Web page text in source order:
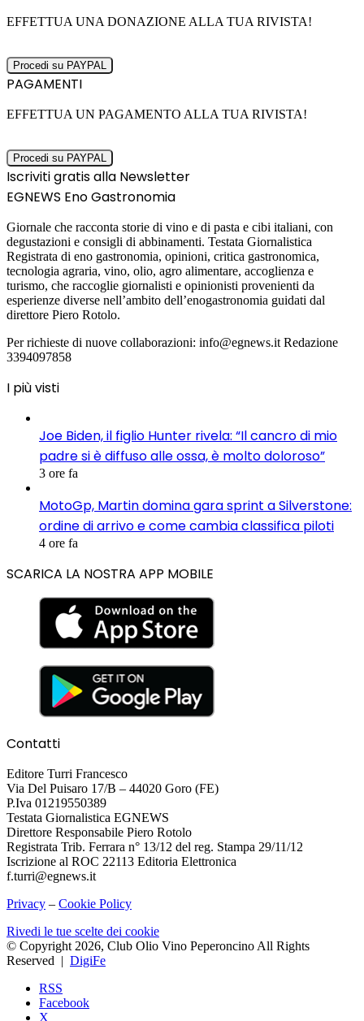
EFFETTUA UNA DONAZIONE ALLA TUA RIVISTA!
PAGAMENTI
EFFETTUA UN PAGAMENTO ALLA TUA RIVISTA!
Iscriviti gratis alla Newsletter
EGNEWS Eno Gastronomia
Giornale che racconta storie di vino e di pasta e cibi italiani, con
degustazioni e consigli di abbinamenti. Testata Giornalistica
Registrata di eno gastronomia, opinioni, critica gastronomica,
tecnologia agraria, vino, olio, agro alimentare, accoglienza e
turismo, che raccoglie giornalisti e opinionisti provenienti da
esperienze diverse nell’ambito dell’enogastronomia guidati dal
direttore Piero Rotolo.
Per richieste di nuove collaborazioni: info@egnews.it Redazione
3394097858
I più visti
Joe Biden, il figlio Hunter rivela: “Il cancro di mio
padre si è diffuso alle ossa, è molto doloroso”
3 ore fa
MotoGp, Martin domina gara sprint a Silverstone:
ordine di arrivo e come cambia classifica piloti
4 ore fa
SCARICA LA NOSTRA APP MOBILE
Contatti
Editore Turri Francesco
Via Del Puisaro 17/B – 44020 Goro (FE)
P.Iva 01219550389
Testata Giornalistica EGNEWS
Direttore Responsabile Piero Rotolo
Registrata Trib. Ferrara n° 13/12 del reg. Stampa 29/11/12
Iscrizione al ROC 22113 Editoria Elettronica
f.turri@egnews.it
Privacy – Cookie Policy
Rivedi le tue scelte dei cookie
© Copyright 2026, Club Olio Vino Peperoncino All Rights
Reserved | DigiFe
RSS
Facebook
X